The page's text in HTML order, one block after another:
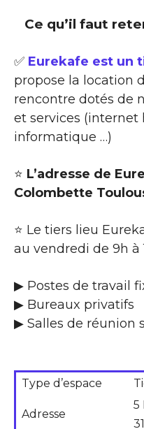
Ce qu’il faut
✅ Eurekafe est un
propose la location
rencontre dotés de
et services
informatique …)
⭐ L’adresse de
Colombette
⭐ Le tiers lieu
au vendredi de 9h à
▶ Postes de travail
▶ Bureaux privatifs
▶ Salles de réunion
Type d’espace
Adresse
5